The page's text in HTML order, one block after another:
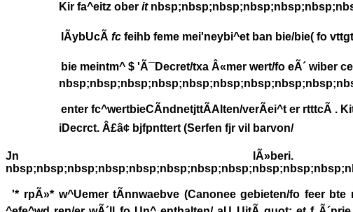
Kir fa^eitz ober it
lÃybUcÃ fcfeihb feme mei'neybi^et ban bie/bie( fo
bie meintm^ $ 'Ã¯Decret/txa Â«mer wert/fo eÃ´ wiber
enter fc^wertbieCÃndnetjttÃAlten/verÃei^t er
iDecrct. Â£â¢ bjfpnttert (Serfen fjr vil barvon/
Jn lÃ»beri.
'* rpÃ»* w^Uemer tÃnnwaebve (Canonee gebieten/fo feer